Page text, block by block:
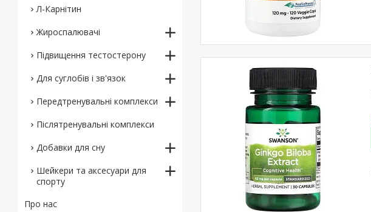
Л-Карнітин
Жироспалювачі
Підвищення тестостерону
Для суглобів і зв'язок
Передтренувальні комплекси
Післятренувальні комплекси
Добавки для сну
Шейкери та аксесуари для
спорту
Про нас